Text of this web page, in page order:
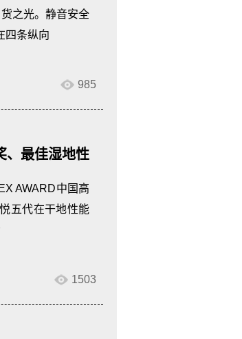
之光。静音安全
四条纵向
985
、最佳湿地性
AWARD中国高
五代在干地性能
1503